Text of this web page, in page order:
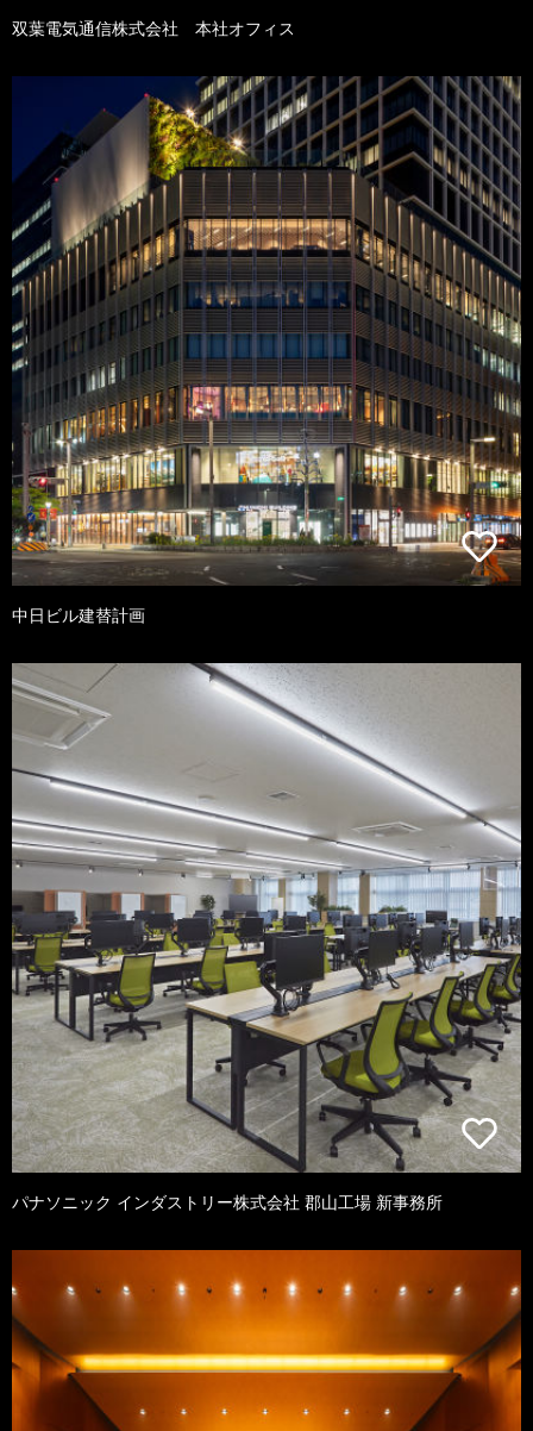
双葉電気通信株式会社 本社オフィス
中日ビル建替計画
パナソニック インダストリー株式会社 郡山工場 新事務所